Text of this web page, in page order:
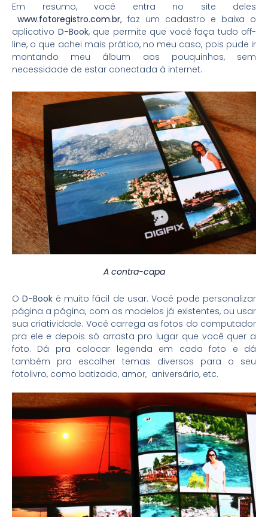
Em resumo, você entra no site deles
www.fotoregistro.com.br, faz um cadastro e baixa o
aplicativo D-Book, que permite que você faça tudo off-
line, o que achei mais prático, no meu caso, pois pude ir
montando meu álbum aos pouquinhos, sem
necessidade de estar conectada à internet.
A contra-capa
OD-Book é muito fácil de usar. Você pode personalizar
página a página, com os modelos já existentes, ou usar
sua criatividade. Você carrega as fotos do computador
pra ele e depois só arrasta pro lugar que você quer a
foto. Dá pra colocar legenda em cada foto e dá
também pra escolher temas diversos para o seu
fotolivro, como batizado, amor, aniversário, etc.